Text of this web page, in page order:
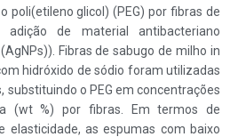
poli(etileno glicol) (PEG) por fibras de
de material antibacteriano
Fibras de sabugo de milho in
hidróxido de sódio foram utilizadas
substituindo o PEG em concentrações
(wt %) por fibras. Em termos de
elasticidade, as espumas com baixo